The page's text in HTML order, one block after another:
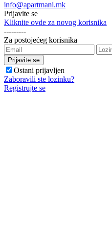
info@apartmani.mk
Prijavite se
Kliknite ovde za novog korisnika
---------
Za postojećeg korisnika
Ostani prijavljen
Zaboravili ste lozinku?
Registrujte se